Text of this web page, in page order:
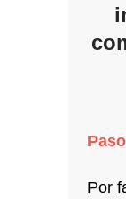
Por